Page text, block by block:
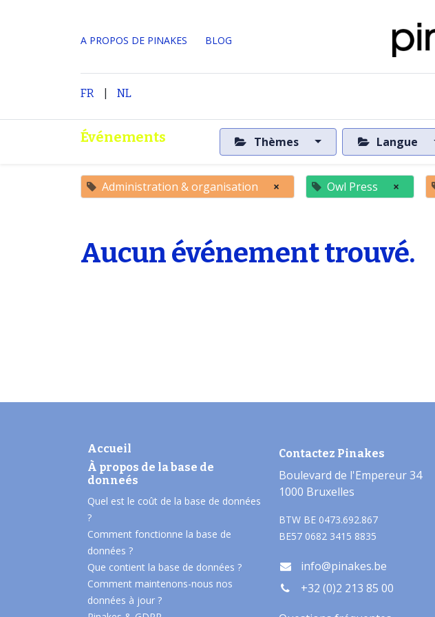
A PROPOS DE PINAKES ​BLOG
FR | NL
Événements Thèmes Langue
Administration & organisation × Owl Press ×
Aucun événement trouvé.
Accueil
À propos de la base de
donneés​
Quel est le coût de la base de données
?
Comment fonctionne la base de
données ?
Que contient la base de données ?
Comment maintenons-nous nos
données à jour ?
Contactez Pinakes
Boulevard de l'Empereur 34
1000 Bruxelles
BTW BE 0473.692.867
BE57 0682 3415 8835
info@pinakes.be
+32 (0)2 213 85 00